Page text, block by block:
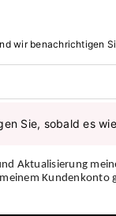
wir benachrichtigen
Sie, sobald es
Aktualisierung
Kundenkonto